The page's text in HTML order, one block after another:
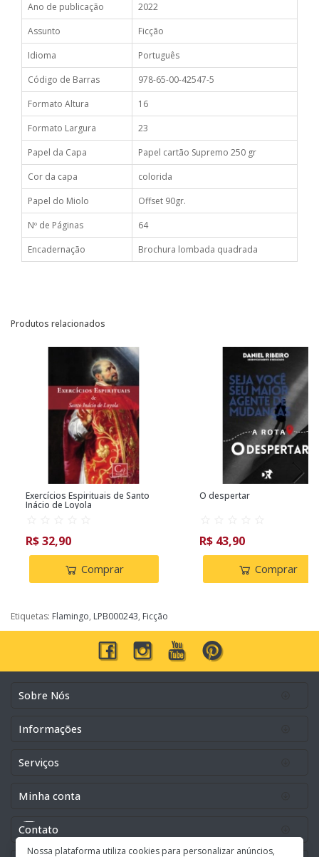
Nossa plataforma utiliza cookies para personalizar anúncios,
Ano de publicação
2022
Assunto
Ficção
Idioma
Português
Código de Barras
978-65-00-42547-5
Formato Altura
16
Formato Largura
23
Papel da Capa
Papel cartão Supremo 250 gr
Cor da capa
colorida
Papel do Miolo
Offset 90gr.
Nº de Páginas
64
Encadernação
Brochura lombada quadrada
Produtos relacionados
Exercícios Espirituais de Santo
Inácio de Loyola
R$ 32,90
Comprar
O despertar
R$ 43,90
Comprar
Etiquetas: Flamingo, LPB000243, Ficção
Sobre Nós
Informações
Serviços
Minha conta
Contato